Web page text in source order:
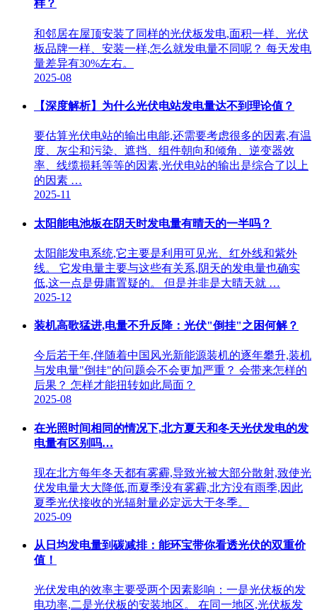
样？
和邻居在屋顶安装了同样的光伏板发电,面积一样、光伏
板品牌一样、安装一样,怎么就发电量不同呢？ 每天发电
量差异有30%左右。
2025-08
【深度解析】为什么光伏电站发电量达不到理论值？
要估算光伏电站的输出电能,还需要考虑很多的因素,有温
度、灰尘和污染、遮挡、组件朝向和倾角、逆变器效
率、线缆损耗等等的因素,光伏电站的输出是综合了以上
的因素 …
2025-11
太阳能电池板在阴天时发电量有晴天的一半吗？
太阳能发电系统,它主要是利用可见光、红外线和紫外
线。 它发电量主要与这些有关系,阴天的发电量也确实
低,这一点是毋庸置疑的。 但是并非是大晴天就 …
2025-12
装机高歌猛进,电量不升反降：光伏"倒挂"之困何解？
今后若干年,伴随着中国风光新能源装机的逐年攀升,装机
与发电量"倒挂"的问题会不会更加严重？ 会带来怎样的
后果？ 怎样才能扭转如此局面？
2025-08
在光照时间相同的情况下,北方夏天和冬天光伏发电的发
电量有区别吗…
现在北方每年冬天都有雾霾,导致光被大部分散射,致使光
伏发电量大大降低,而夏季没有雾霾,北方没有雨季,因此
夏季光伏接收的光辐射量必定远大于冬季。
2025-09
从日均发电量到碳减排：能环宝带你看透光伏的双重价
值！
光伏发电的效率主要受两个因素影响：一是光伏板的发
电功率,二是光伏板的安装地区。 在同一地区,光伏板发